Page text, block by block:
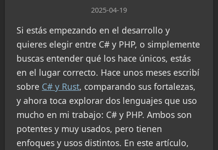
2025-04-19
Si estás empezando en el desarrollo y
quieres elegir entre C# y PHP, o simplemente
buscas entender qué los hace únicos, estás
en el lugar correcto. Hace unos meses escribí
sobre C# y Rust, comparando sus fortalezas,
y ahora toca explorar dos lenguajes que uso
mucho en mi trabajo: C# y PHP. Ambos son
potentes y muy usados, pero tienen
enfoques y usos distintos. En este artículo,